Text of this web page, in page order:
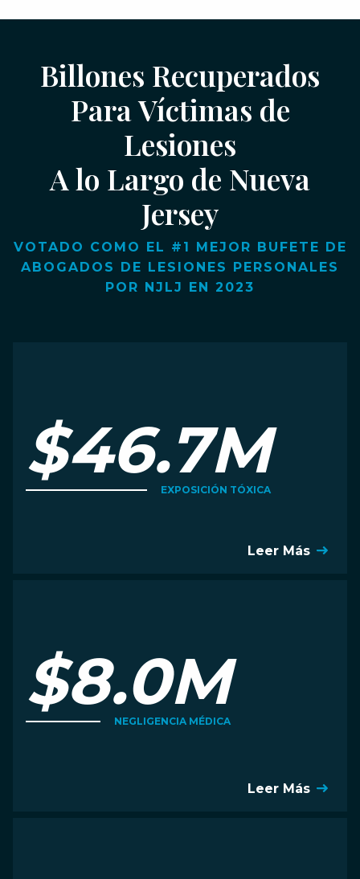
Billones Recuperados
Para Víctimas de
Lesiones
A lo Largo de Nueva
Jersey
VOTADO COMO EL #1 MEJOR BUFETE DE
ABOGADOS DE LESIONES PERSONALES
POR NJLJ EN 2023
$46.7M
EXPOSICIÓN TÓXICA
Leer Más
$8.0M
NEGLIGENCIA MÉDICA
Leer Más